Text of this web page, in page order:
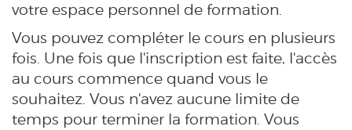
votre espace personnel de formation.
Vous pouvez compléter le cours en plusieurs
fois. Une fois que l'inscription est faite, l'accès
au cours commence quand vous le
souhaitez. Vous n'avez aucune limite de
temps pour terminer la formation. Vous